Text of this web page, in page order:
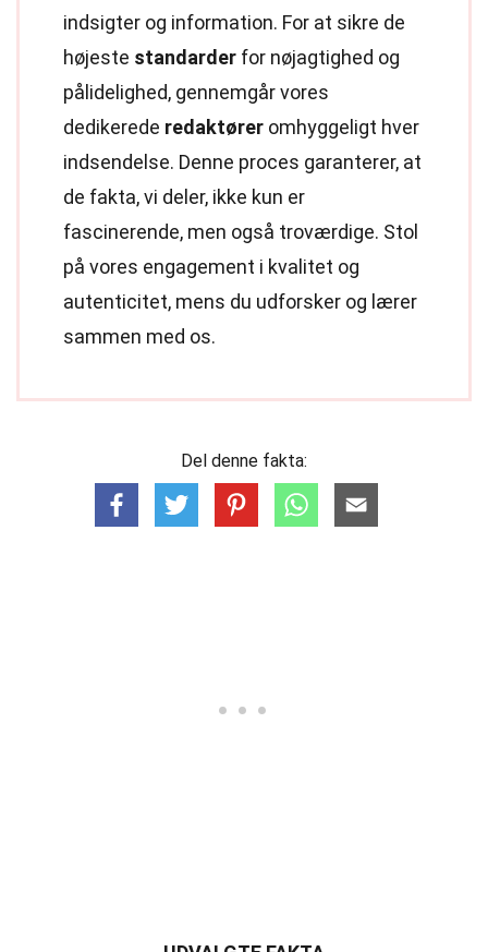
indsigter og information. For at sikre de
højeste standarder for nøjagtighed og
pålidelighed, gennemgår vores
dedikerede redaktører omhyggeligt hver
indsendelse. Denne proces garanterer, at
de fakta, vi deler, ikke kun er
fascinerende, men også troværdige. Stol
på vores engagement i kvalitet og
autenticitet, mens du udforsker og lærer
sammen med os.
Del denne fakta: